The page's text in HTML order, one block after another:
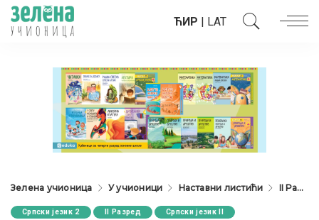
ЋИР | LAT
Зелена учионица У учионици Наставни листићи II Разред
Српски језик 2 II Разред Српски језик II